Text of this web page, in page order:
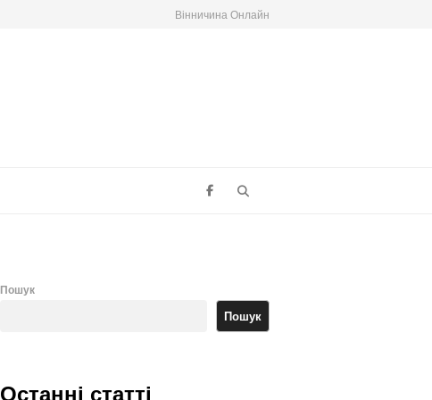
Вінничина Онлайн
Пошук
Пошук
Останні статті